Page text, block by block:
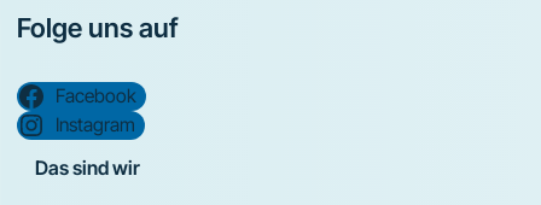
Folge uns auf
Facebook
Instagram
Das sind wir